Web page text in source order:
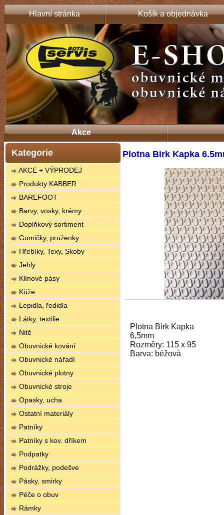
Hlavní stránka Košík a objednávka
Akce
Kategorie
AKCE + VÝPRODEJ
Produkty KABBER
BAREFOOT
Barvy, vosky, krémy
Doplňkový sortiment
Gumičky, pruženky
Hřebíky, Texy, Skoby
Jehly
Klínové pásy
Kůže
Lepidla, ředidla
Látky, textilie
Nitě
Obuvnické kování
Obuvnické nářadí
Obuvnické plotny
Obuvnické stroje
Opasky, ucha
Ostatní materiály
Patníky
Patníky s kov. dříkem
Podpatky
Podrážky, podešve
Pásky, smirky
Péče o obuv
Rámky
Plotna Birk Kapka
Plotna Birk Kapka
6,5mm
Rozměry: 115 x 95
Barva: béžová